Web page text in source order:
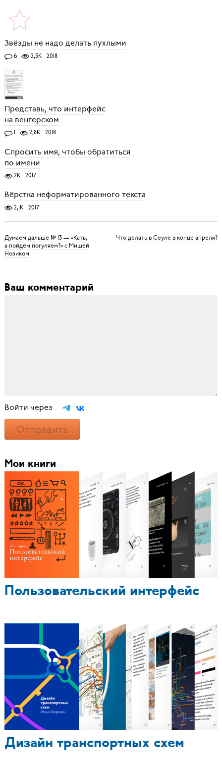
Звёзды не надо делать пухлыми
6 2,5K 2018
Представь, что интерфейс
на венгерском
1 2,8K 2018
Спросить имя, чтобы обратиться
по имени
2K 2017
Вёрстка неформатированного текста
2,1K 2017
Думаем дальше № 13 — «Кать,
а пойдём погуляем?» с Мишей
Нозиком
Что делать в Сеуле в конце апреля?
Ваш комментарий
Войти через
Отправить
Мои книги
Пользовательский интерфейс
Дизайн транспортных схем